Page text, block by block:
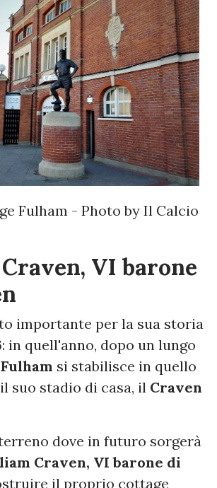
Fulham - Photo by Il Calcio
VI barone
importante per la sua storia
: in quell'anno, dopo un lungo
Fulham si stabilisce in quello
suo stadio di casa, il Craven
dove in futuro sorgerà
Craven, VI barone di
il proprio cottage